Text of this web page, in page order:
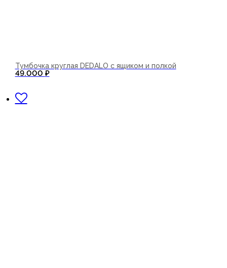
Тумбочка круглая DEDALO с ящиком и полкой
49.000 ₽